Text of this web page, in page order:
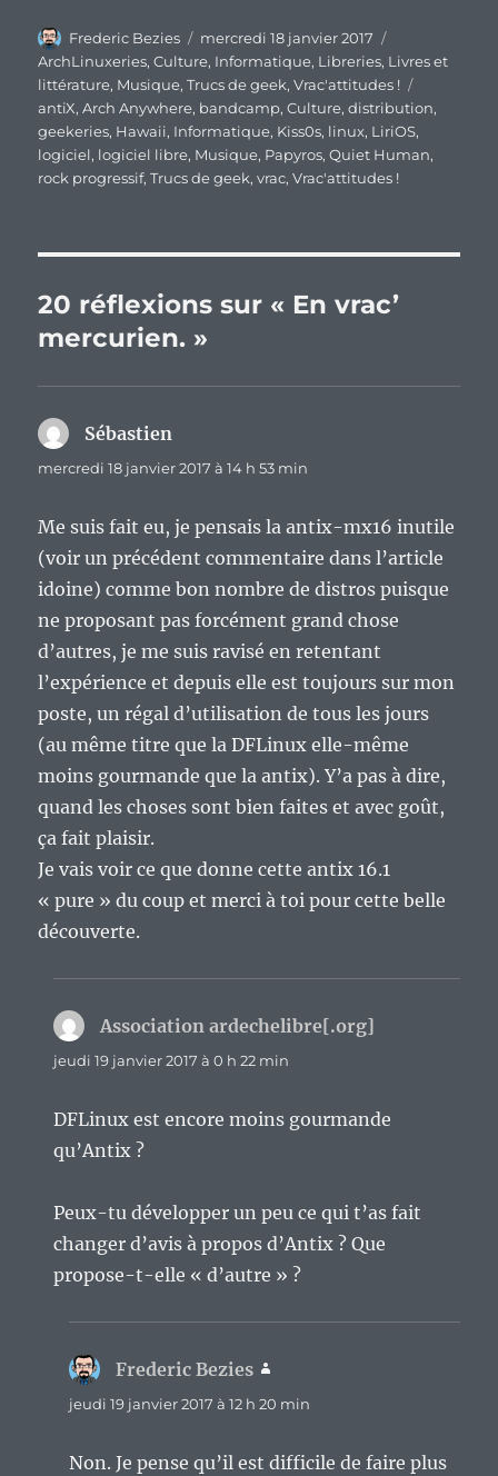
Auteur
Frederic Bezies
Publié
le
mercredi 18 janvier 2017
ArchLinuxeries,Culture, Informatique, Libreries, Livres et
littérature, Musique,Trucs de geek,Vrac'attitudes !
antiX,Arch Anywhere, bandcamp,Culture,distribution,
geekeries, Hawaii, Informatique, Kiss0s, linux, LiriOS,
logiciel, logiciel libre, Musique, Papyros,Quiet Human,
rock progressif,Trucs de geek,vrac,Vrac'attitudes !
20 réflexions sur « En vrac’
mercurien. »
Sébastien
mercredi 18 janvier 2017 à 14 h 53 min
Me suis fait eu, je pensais la antix-mx16 inutile
(voir un précédent commentaire dans l’article
idoine) comme bon nombre de distros puisque
ne proposant pas forcément grand chose
d’autres, je me suis ravisé en retentant
l’expérience et depuis elle est toujours sur mon
poste, un régal d’utilisation de tous les jours
(au même titre que la DFLinux elle-même
moins gourmande que la antix). Y’a pas à dire,
quand les choses sont bien faites et avec goût,
ça fait plaisir.
Je vais voir ce que donne cette antix 16.1
« pure » du coup et merci à toi pour cette belle
découverte.
Association ardechelibre[.org]
jeudi 19 janvier 2017 à 0 h 22 min
DFLinux est encore moins gourmande
qu’Antix ?
Peux-tu développer un peu ce qui t’as fait
changer d’avis à propos d’Antix ? Que
propose-t-elle « d’autre » ?
Frederic Bezies
jeudi 19 janvier 2017 à 12 h 20 min
Non. Je pense qu’il est difficile de faire plus